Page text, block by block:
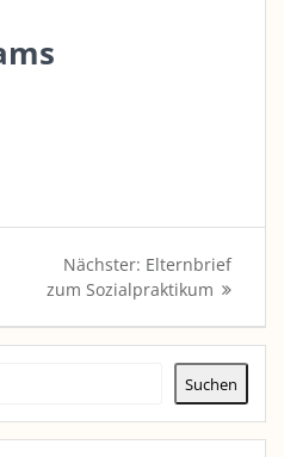
Nächster: Nächster
Beitrag:
Elternbrief
zum Sozialpraktikum
Suchen